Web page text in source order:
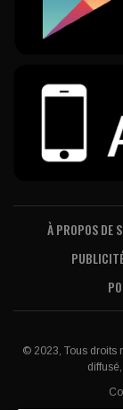
À PROPOS DE
© 2023, Tous droits